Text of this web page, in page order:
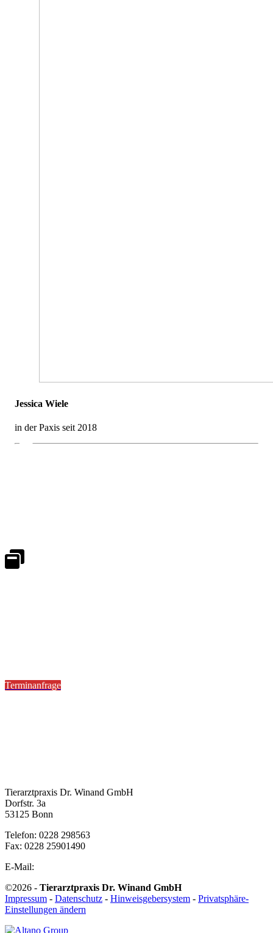
Jessica Wiele
in der Paxis seit 2018
Terminanfrage
Tierarztpraxis Dr. Winand GmbH
Dorfstr. 3a
53125 Bonn
Telefon: 0228 298563
Fax: 0228 25901490
E-Mail:
©2026 - Tierarztpraxis Dr. Winand GmbH
Impressum - Datenschutz - Hinweisgebersystem - Privatsphäre-
Einstellungen ändern